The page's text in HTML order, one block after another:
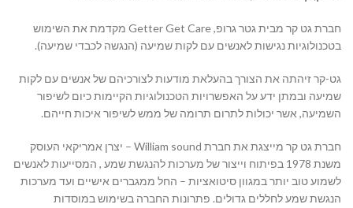
חברת גט קר מבית גטר גרופ, Getter Get Care מקדמת את השימוש
בטכנולוגיות נגישות לאנשים עם לקות שמיעה (הנגשה לכבדי שמיעה).
גט-קר זיהתה את הצורך בהעלאת מודעות לצורכיהם של אנשים עם לקות
שמיעה ובמתן ידע על האפשרויות הטכנולוגיות הקיימות כיום לשיפור
השמיעה, אשר יכולות לתרום תרומה של ממש לשיפור איכות חייהם.
חברת גט קר מייצגת את חברת William sound – יצרן אמריקאי העוסק
משנת 1978 בפיתוח וייצור של מערכות להנגשת שמע , המסייעות לאנשים
לשמוע טוב יותר במגוון סיטואציות – החל ממגברים אישיים ועד מערכות
הנגשת שמע לחללים גדולים. פתרונות החברה בשימוש במוסדות